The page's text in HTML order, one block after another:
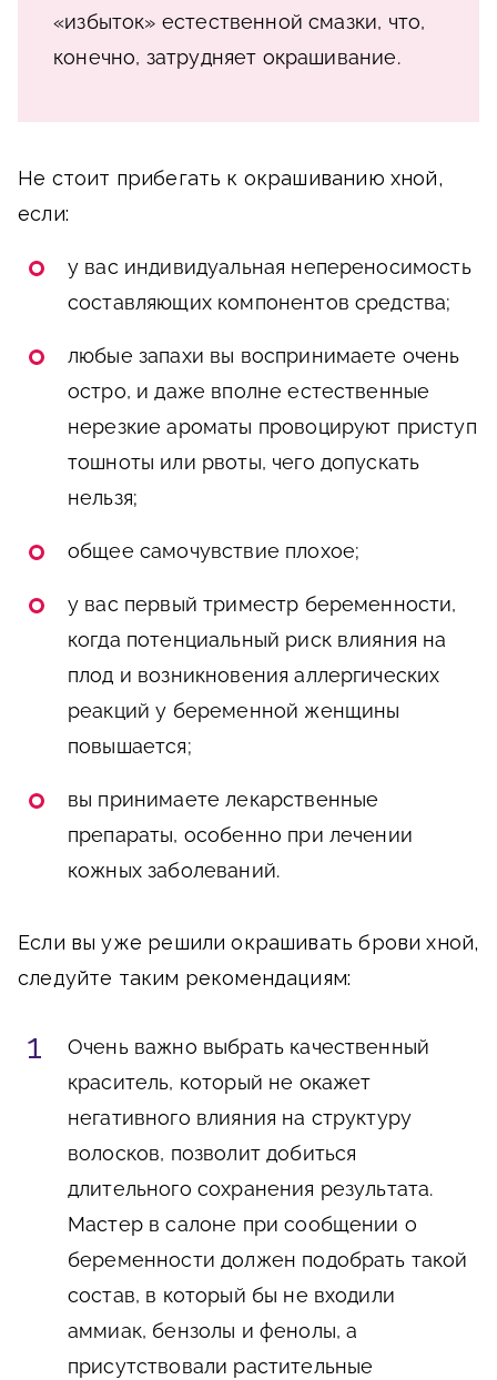
«избыток» естественной смазки, что,
конечно, затрудняет окрашивание.
Не стоит прибегать к окрашиванию хной,
если:
у вас индивидуальная непереносимость
составляющих компонентов средства;
любые запахи вы воспринимаете очень
остро, и даже вполне естественные
нерезкие ароматы провоцируют приступ
тошноты или рвоты, чего допускать
нельзя;
общее самочувствие плохое;
у вас первый триместр беременности,
когда потенциальный риск влияния на
плод и возникновения аллергических
реакций у беременной женщины
повышается;
вы принимаете лекарственные
препараты, особенно при лечении
кожных заболеваний.
Если вы уже решили окрашивать брови хной,
следуйте таким рекомендациям:
Очень важно выбрать качественный
краситель, который не окажет
негативного влияния на структуру
волосков, позволит добиться
длительного сохранения результата.
Мастер в салоне при сообщении о
беременности должен подобрать такой
состав, в который бы не входили
аммиак, бензолы и фенолы, а
присутствовали растительные